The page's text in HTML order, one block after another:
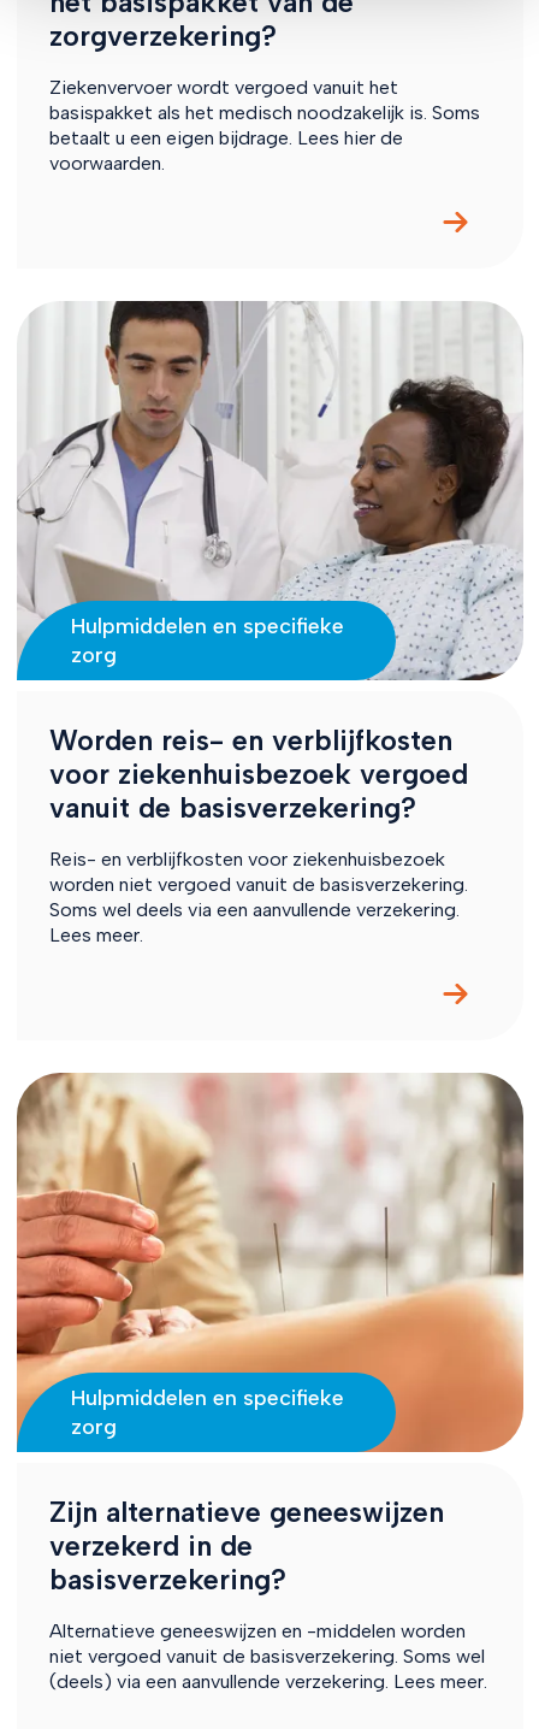
zorgverzekering?
Ziekenvervoer wordt vergoed vanuit het
basispakket als het medisch noodzakelijk is. Soms
betaalt u een eigen bijdrage. Lees hier de
voorwaarden.
Hulpmiddelen en specifieke
zorg
Worden reis- en verblijfkosten
voor ziekenhuisbezoek vergoed
vanuit de basisverzekering?
Reis- en verblijfkosten voor ziekenhuisbezoek
worden niet vergoed vanuit de basisverzekering.
Soms wel deels via een aanvullende verzekering.
Lees meer.
Hulpmiddelen en specifieke
zorg
Zijn alternatieve geneeswijzen
verzekerd in de
basisverzekering?
Alternatieve geneeswijzen en -middelen worden
niet vergoed vanuit de basisverzekering. Soms wel
(deels) via een aanvullende verzekering. Lees meer.